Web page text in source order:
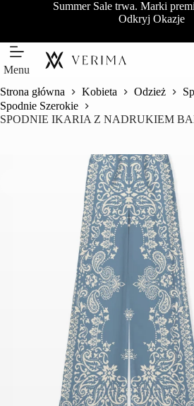
Summer Sale trwa. Marki
Odkryj Okazje
Menu
Strona główna Kobieta Odzież
Spodnie Szerokie
SPODNIE IKARIA Z NADRUKIEM